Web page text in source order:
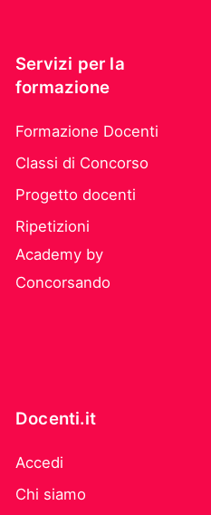
Servizi per la
formazione
Formazione Docenti
Classi di Concorso
Progetto docenti
Ripetizioni
Academy by
Concorsando
Docenti.it
Accedi
Chi siamo